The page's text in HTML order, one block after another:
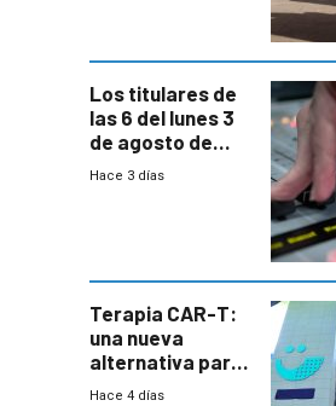
Los titulares de
las 6 del lunes 3
de agosto de
2026
Hace 3 días
Terapia CAR-T:
una nueva
alternativa para
niños y
Hace 4 días